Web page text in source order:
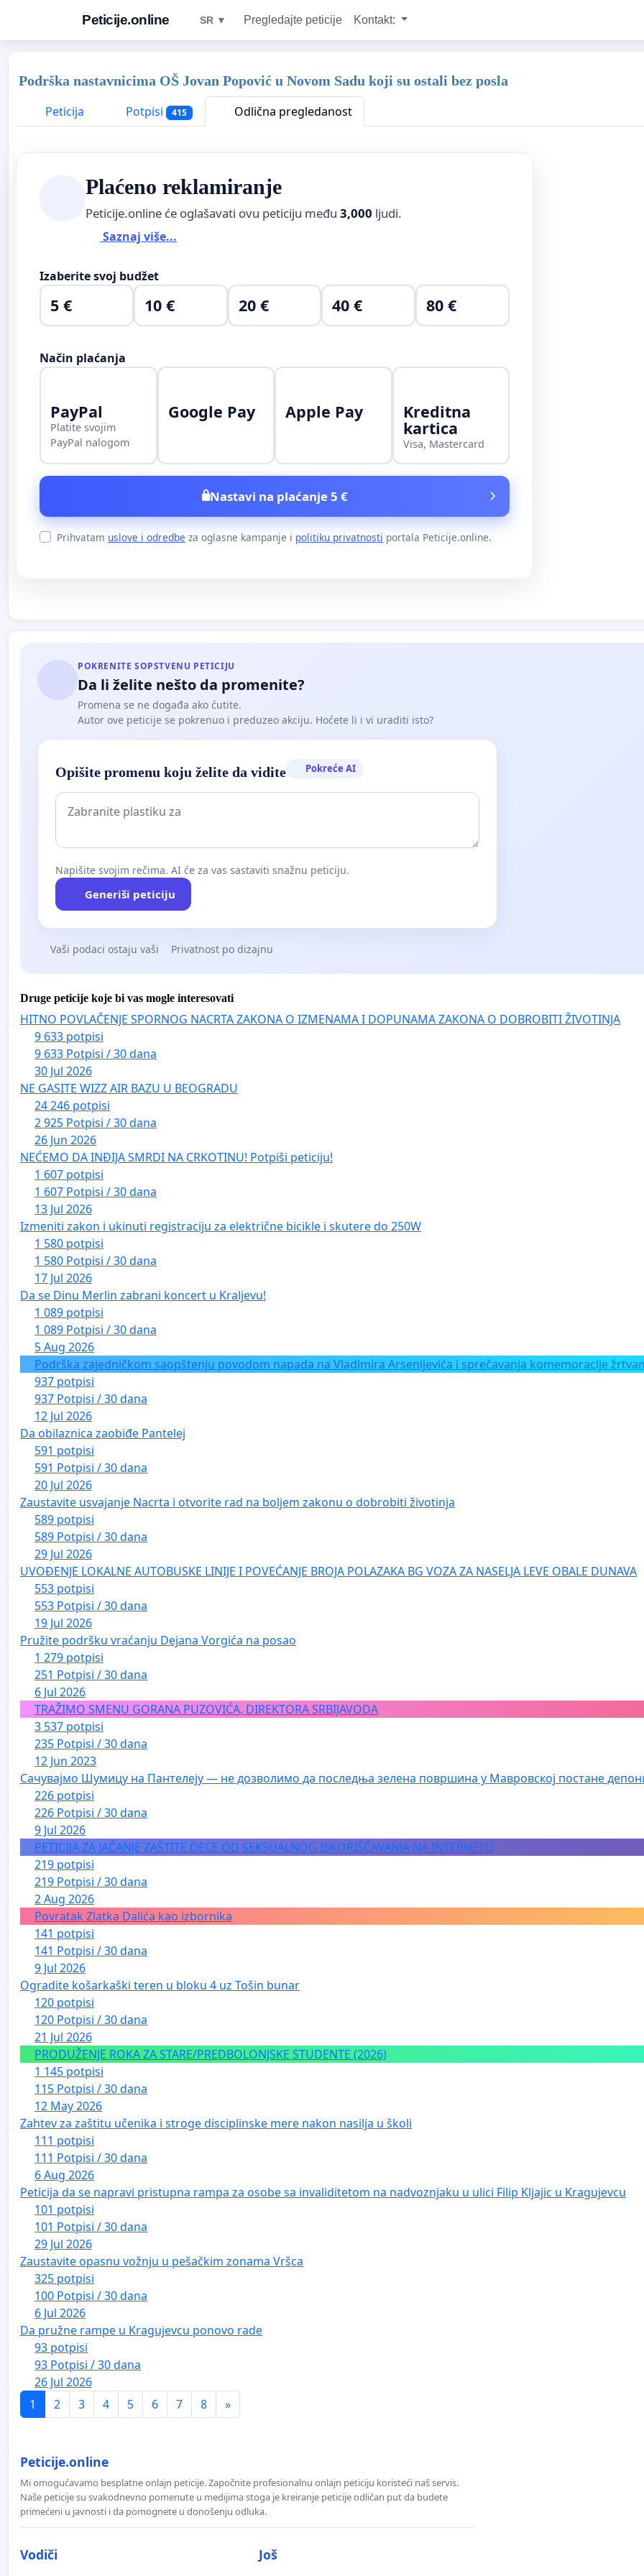
Peticije.online SR ▼ Pregledajte peticije Kontakt:
Podrška nastavnicima OŠ Jovan Popović u Novom Sadu koji su ostali bez posla
Peticija
Potpisi 415 Odlična pregledanost
Plaćeno reklamiranje
Peticije.online će oglašavati ovu peticiju među 3,000 ljudi.
Saznaj više...
Izaberite svoj budžet
5 € 10 € 20 € 40 € 80 €
Način plaćanja
PayPal
Platite svojim
PayPal nalogom
Google Pay Apple Pay Kreditna
kartica
Visa, Mastercard
Nastavi na plaćanje 5 €
Prihvatam uslove i odredbe za oglasne kampanje i politiku privatnosti portala Peticije.online.
POKRENITE SOPSTVENU PETICIJU
Da li želite nešto da promenite?
Promena se ne događa ako ćutite.
Autor ove peticije se pokrenuo i preduzeo akciju. Hoćete li i vi uraditi isto?
Opišite promenu koju želite da vidite Pokreće AI
Napišite svojim rečima. AI će za vas sastaviti snažnu peticiju.
Generiši peticiju
Vaši podaci ostaju vaši Privatnost po dizajnu
Druge peticije koje bi vas mogle interesovati
HITNO POVLAČENJE SPORNOG NACRTA ZAKONA O IZMENAMA I DOPUNAMA ZAKONA O DOBROBITI ŽIVOTINJA
9 633 potpisi
9 633 Potpisi / 30 dana
30 Jul 2026
NE GASITE WIZZ AIR BAZU U BEOGRADU
24 246 potpisi
2 925 Potpisi / 30 dana
26 Jun 2026
NEĆEMO DA INĐIJA SMRDI NA CRKOTINU! Potpiši peticiju!
1 607 potpisi
1 607 Potpisi / 30 dana
13 Jul 2026
Izmeniti zakon i ukinuti registraciju za električne bicikle i skutere do 250W
1 580 potpisi
1 580 Potpisi / 30 dana
17 Jul 2026
Da se Dinu Merlin zabrani koncert u Kraljevu!
1 089 potpisi
1 089 Potpisi / 30 dana
5 Aug 2026
Podrška zajedničkom saopštenju povodom napada na Vladimira Arsenijevića i sprečavanja komemoracije
937 potpisi
937 Potpisi / 30 dana
12 Jul 2026
Da obilaznica zaobiđe Pantelej
591 potpisi
591 Potpisi / 30 dana
20 Jul 2026
Zaustavite usvajanje Nacrta i otvorite rad na boljem zakonu o dobrobiti životinja
589 potpisi
589 Potpisi / 30 dana
29 Jul 2026
UVOĐENJE LOKALNE AUTOBUSKE LINIJE I POVEĆANJE BROJA POLAZAKA BG VOZA ZA NASELJA LEVE OBALE DUNAVA
553 potpisi
553 Potpisi / 30 dana
19 Jul 2026
Pružite podršku vraćanju Dejana Vorgića na posao
1 279 potpisi
251 Potpisi / 30 dana
6 Jul 2026
TRAŽIMO SMENU GORANA PUZOVIĆA, DIREKTORA SRBIJAVODA
3 537 potpisi
235 Potpisi / 30 dana
12 Jun 2023
Сачувајмо Шумицу на Пантелеју — не дозволимо да последња зелена површина у Мавровској постане
226 potpisi
226 Potpisi / 30 dana
9 Jul 2026
PETICIJA ZA JAČANJE ZAŠTITE DECE OD SEKSUALNOG ISKORIŠĆAVANJA NA INTERNETU
219 potpisi
219 Potpisi / 30 dana
2 Aug 2026
Povratak Zlatka Dalića kao izbornika
141 potpisi
141 Potpisi / 30 dana
9 Jul 2026
Ogradite košarkaški teren u bloku 4 uz Tošin bunar
120 potpisi
120 Potpisi / 30 dana
21 Jul 2026
PRODUŽENJE ROKA ZA STARE/PREDBOLONJSKE STUDENTE (2026)
1 145 potpisi
115 Potpisi / 30 dana
12 May 2026
Zahtev za zaštitu učenika i stroge disciplinske mere nakon nasilja u školi
111 potpisi
111 Potpisi / 30 dana
6 Aug 2026
Peticija da se napravi pristupna rampa za osobe sa invaliditetom na nadvoznjaku u ulici Filip Kljajic u Kragujevcu
101 potpisi
101 Potpisi / 30 dana
29 Jul 2026
Zaustavite opasnu vožnju u pešačkim zonama Vršca
325 potpisi
100 Potpisi / 30 dana
6 Jul 2026
Da pružne rampe u Kragujevcu ponovo rade
93 potpisi
93 Potpisi / 30 dana
26 Jul 2026
1
2 3 4 5 6 7 8 »
Peticije.online
Mi omogućavamo besplatne onlajn peticije. Započnite profesionalnu onlajn peticiju koristeći naš servis.
Naše peticije su svakodnevno pomenute u medijima stoga je kreiranje peticije odličan put da budete
primećeni u javnosti i da pomognete u donošenju odluka.
Vodiči Još